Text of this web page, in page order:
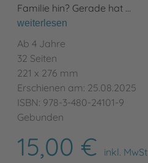
Familie hin? Gerade hat …
weiterlesen
Ab 4 Jahre
32 Seiten
221 x 276 mm
Erschienen am: 25.08.2025
ISBN: 978-3-480-24101-9
Gebunden
15,00 €
inkl. MwSt